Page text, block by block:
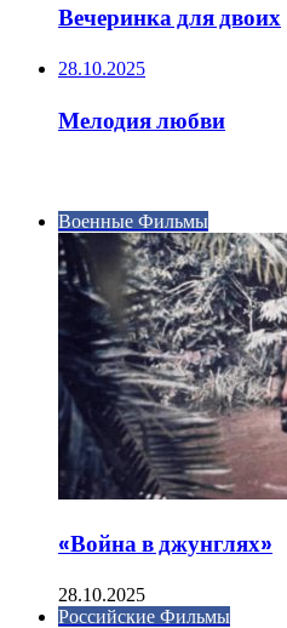
Вечеринка для двоих
28.10.2025
Мелодия любви
Военные Фильмы
«Война в джунглях»
28.10.2025
Российские Фильмы